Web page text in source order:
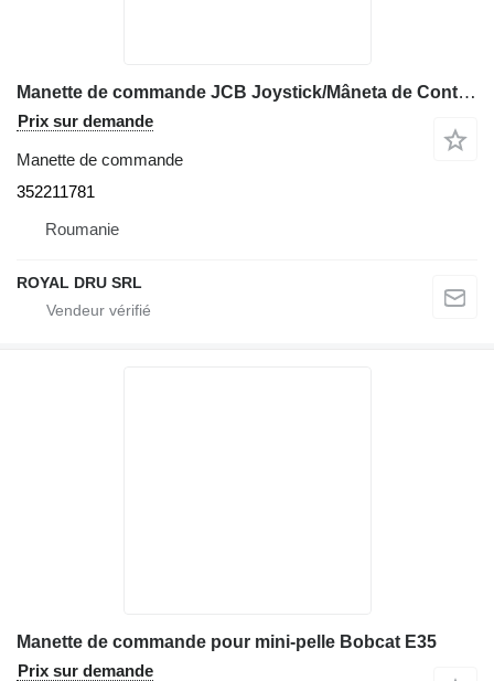
Manette de commande JCB Joystick/Mâneta de Control 352211781 pour mini-pelle Bobcat X331
Prix sur demande
Manette de commande
352211781
Roumanie
ROYAL DRU SRL
Manette de commande pour mini-pelle Bobcat E35
Prix sur demande